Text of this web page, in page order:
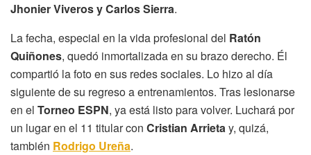
Jhonier Viveros y Carlos Sierra.
La fecha, especial en la vida profesional del Ratón
Quiñones, quedó inmortalizada en su brazo derecho. Él
compartió la foto en sus redes sociales. Lo hizo al día
siguiente de su regreso a entrenamientos. Tras lesionarse
en el Torneo ESPN, ya está listo para volver. Luchará por
un lugar en el 11 titular con Cristian Arrietay, quizá,
también Rodrigo Ureña.